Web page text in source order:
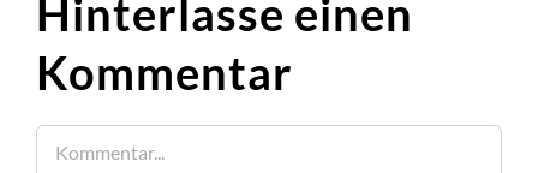
Hinterlasse einen
Kommentar
Kommentar